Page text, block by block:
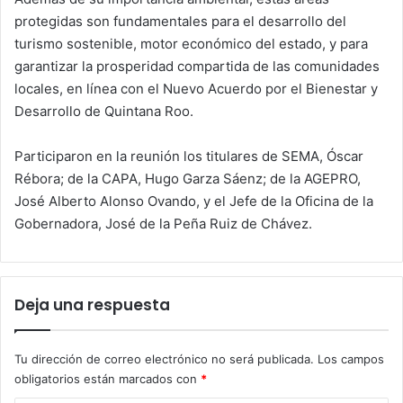
protegidas son fundamentales para el desarrollo del
turismo sostenible, motor económico del estado, y para
garantizar la prosperidad compartida de las comunidades
locales, en línea con el Nuevo Acuerdo por el Bienestar y
Desarrollo de Quintana Roo.
Participaron en la reunión los titulares de SEMA, Óscar
Rébora; de la CAPA, Hugo Garza Sáenz; de la AGEPRO,
José Alberto Alonso Ovando, y el Jefe de la Oficina de la
Gobernadora, José de la Peña Ruiz de Chávez.
Deja una respuesta
Tu dirección de correo electrónico no será publicada. Los campos
obligatorios están marcados con *